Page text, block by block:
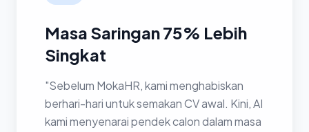
Masa Saringan 75% Lebih
Singkat
"Sebelum MokaHR, kami menghabiskan
berhari-hari untuk semakan CV awal. Kini, AI
kami menyenarai pendek calon dalam masa